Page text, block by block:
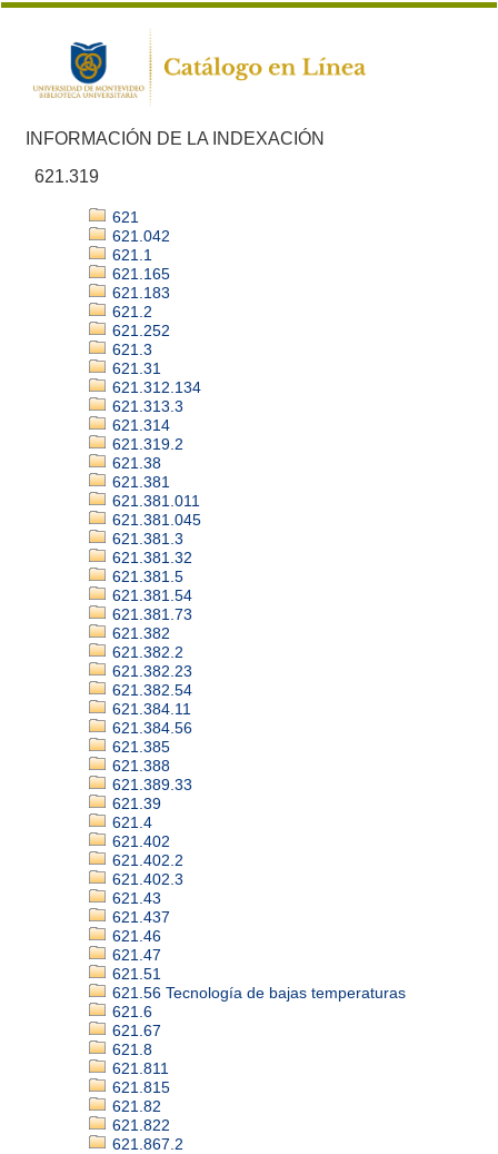
INFORMACIÓN DE LA INDEXACIÓN
621.319
621
621.042
621.1
621.165
621.183
621.2
621.252
621.3
621.31
621.312.134
621.313.3
621.314
621.319.2
621.38
621.381
621.381.011
621.381.045
621.381.3
621.381.32
621.381.5
621.381.54
621.381.73
621.382
621.382.2
621.382.23
621.382.54
621.384.11
621.384.56
621.385
621.388
621.389.33
621.39
621.4
621.402
621.402.2
621.402.3
621.43
621.437
621.46
621.47
621.51
621.56 Tecnología de bajas temperaturas
621.6
621.67
621.8
621.811
621.815
621.82
621.822
621.867.2